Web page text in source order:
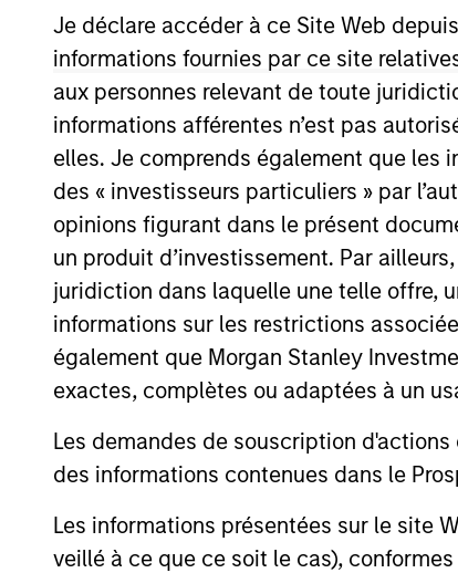
Je déclare accéder à ce Site Web
informations fournies par ce site
aux personnes relevant de toute
informations afférentes n’est pas
elles. Je comprends également que les
des « investisseurs particuliers » par
opinions figurant dans le présent
un produit d’investissement. Par
juridiction dans laquelle une telle offre,
informations sur les restrictions
également que Morgan Stanley
exactes, complètes ou adaptées à un
Les demandes de souscription
des informations contenues dans le
Les informations présentées sur le site
veillé à ce que ce soit le cas),
We focus on providing
sectors and geographies in
investments unconstrained
How We Work With
What Makes Us